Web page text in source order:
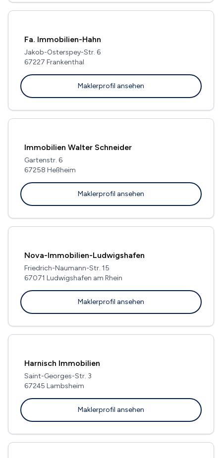
Fa. Immobilien-Hahn
Jakob-Osterspey-Str. 6
67227 Frankenthal
Maklerprofil ansehen
Immobilien Walter Schneider
Gartenstr. 6
67258 Heßheim
Maklerprofil ansehen
Nova-Immobilien-Ludwigshafen
Friedrich-Naumann-Str. 15
67071 Ludwigshafen am Rhein
Maklerprofil ansehen
Harnisch Immobilien
Saint-Georges-Str. 3
67245 Lambsheim
Maklerprofil ansehen